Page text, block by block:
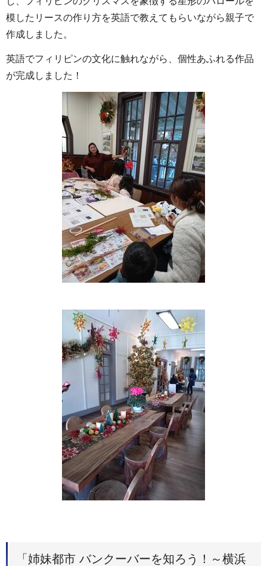
模したリースの作り方を英語で教えてもらいながら親子で
作成しました。
英語でフィリピンの文化に触れながら、個性あふれる作品
が完成しました！
「姉妹都市 バンクーバーを知ろう！～横浜